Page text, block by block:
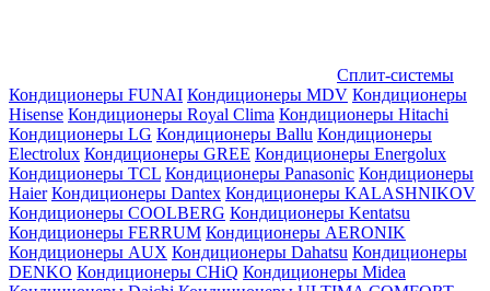
Сплит-системы
Кондиционеры FUNAI Кондиционеры MDV Кондиционеры
Hisense Кондиционеры Royal Clima Кондиционеры Hitachi
Кондиционеры LG Кондиционеры Ballu Кондиционеры
Electrolux Кондиционеры GREE Кондиционеры Energolux
Кондиционеры TCL Кондиционеры Panasonic Кондиционеры
Haier Кондиционеры Dantex Кондиционеры KALASHNIKOV
Кондиционеры СOOLBERG Кондиционеры Kentatsu
Кондиционеры FERRUM Кондиционеры AERONIK
Кондиционеры AUX Кондиционеры Dahatsu Кондиционеры
DENKO Кондиционеры CHiQ Кондиционеры Midea